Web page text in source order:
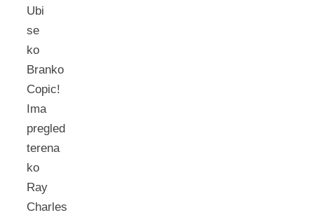
Ubi
se
ko
Branko
Copic!
Ima
pregled
terena
ko
Ray
Charles